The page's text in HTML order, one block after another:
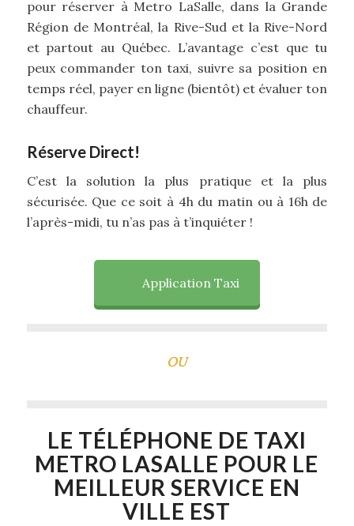
pour réserver à Metro LaSalle, dans la Grande
Région de Montréal, la Rive-Sud et la Rive-Nord
et partout au Québec. L’avantage c’est que tu
peux commander ton taxi, suivre sa position en
temps réel, payer en ligne (bientôt) et évaluer ton
chauffeur.
Réserve Direct!
C’est la solution la plus pratique et la plus
sécurisée. Que ce soit à 4h du matin ou à 16h de
l’après-midi, tu n’as pas à t’inquiéter !
Application Taxi
OU
LE TÉLÉPHONE DE TAXI
METRO LASALLE POUR LE
MEILLEUR SERVICE EN
VILLE EST